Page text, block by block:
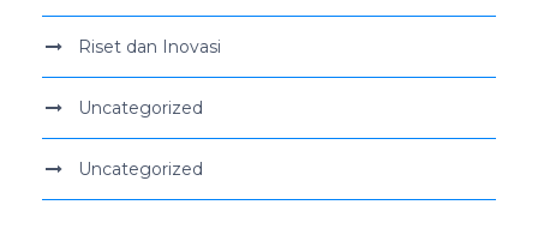
Riset dan Inovasi
Uncategorized
Uncategorized